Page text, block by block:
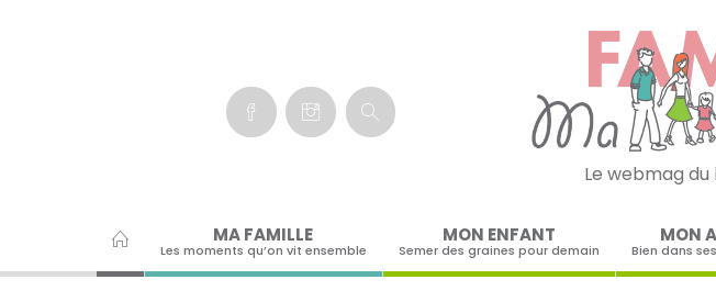
Le webmag
MA FAMILLE
Les moments qu’on vit ensemble
MON ENFANT
Semer des graines pour demain
MON
Bien dans